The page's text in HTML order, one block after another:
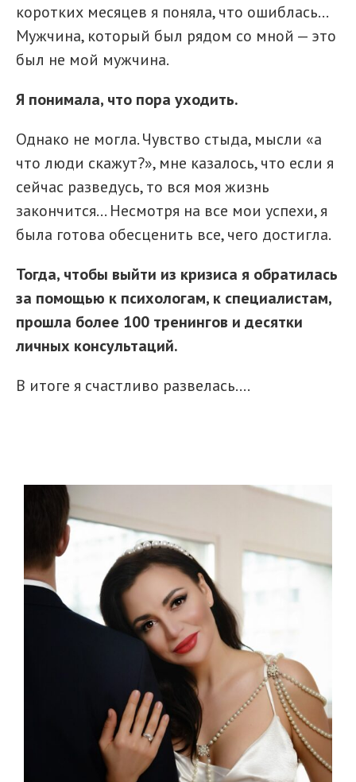
коротких месяцев я поняла, что ошиблась…
Мужчина, который был рядом со мной — это
был не мой мужчина.
Я понимала, что пора уходить.
Однако не могла. Чувство стыда, мысли «а
что люди скажут?», мне казалось, что если я
сейчас разведусь, то вся моя жизнь
закончится… Несмотря на все мои успехи, я
была готова обесценить все, чего достигла.
Тогда, чтобы выйти из кризиса я обратилась
за помощью к психологам, к специалистам,
прошла более 100 тренингов и десятки
личных консультаций.
В итоге я счастливо развелась….